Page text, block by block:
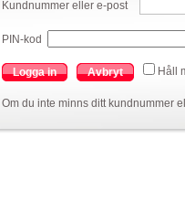
Kundnummer eller e-post
PIN-kod
Logga in Avbryt Håll
Om du inte minns ditt kundnummer